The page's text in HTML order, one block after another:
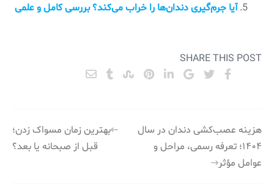
آیا جرم‌گیری دندان‌ها را خراب می‌کند؟ بررسی کامل و علمی
SHARE THIS POST
راهبری
نوشته
بهترین زمان مسواک زدن؛
قبل از صبحانه یا بعد؟
هزینه عصب‌کشی دندان در سال
۱۴۰۴؛ تعرفه رسمی، مراحل و
عوامل مؤثر